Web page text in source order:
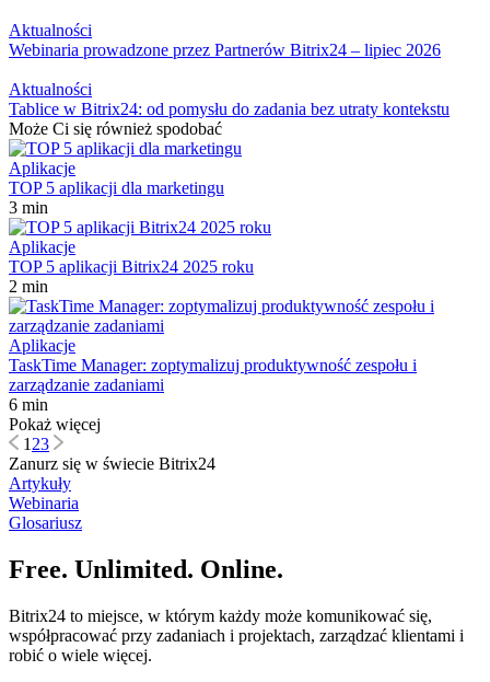
Aktualności
Webinaria prowadzone przez Partnerów Bitrix24 – lipiec 2026
Aktualności
Tablice w Bitrix24: od pomysłu do zadania bez utraty kontekstu
Może Ci się również spodobać
Aplikacje
TOP 5 aplikacji dla marketingu
3 min
Aplikacje
TOP 5 aplikacji Bitrix24 2025 roku
2 min
Aplikacje
TaskTime Manager: zoptymalizuj produktywność zespołu i
zarządzanie zadaniami
6 min
Pokaż więcej
123
Zanurz się w świecie Bitrix24
Artykuły
Webinaria
Glosariusz
Free. Unlimited. Online.
Bitrix24 to miejsce, w którym każdy może komunikować się,
współpracować przy zadaniach i projektach, zarządzać klientami i
robić o wiele więcej.